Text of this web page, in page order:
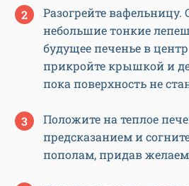
Разогрейте
небольшие тонкие
будущее печенье в
прикройте крышкой и
пока поверхность не
Положите на теплое
предсказанием и
пополам, придав